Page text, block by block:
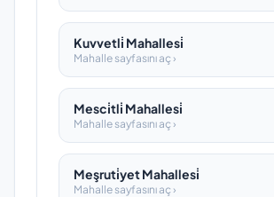
Kuvvetli̇ Mahallesi̇
Mahalle sayfasını aç ›
Mesci̇tli̇ Mahallesi̇
Mahalle sayfasını aç ›
Meşruti̇yet Mahallesi̇
Mahalle sayfasını aç ›